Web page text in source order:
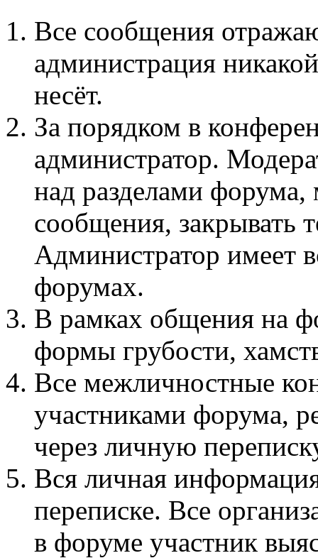
Все сообщения
администрация
несёт.
За порядком в
администратор.
над разделами форума,
сообщения, закрывать
Администратор имеет
форумах.
В рамках общения на
формы грубости,
Все межличностные
участниками форума,
через личную
Вся личная
переписке. Все
в форуме участник